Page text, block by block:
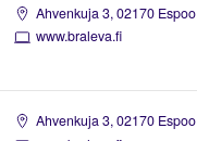
Ahvenkuja 3, 02170 Espoo
www.braleva.fi
Ahvenkuja 3, 02170 Espoo